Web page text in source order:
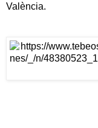
València.